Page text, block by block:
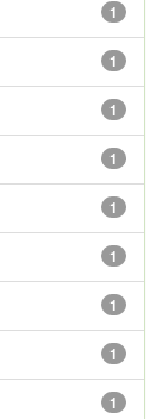
1
1
1
1
1
1
1
1
1